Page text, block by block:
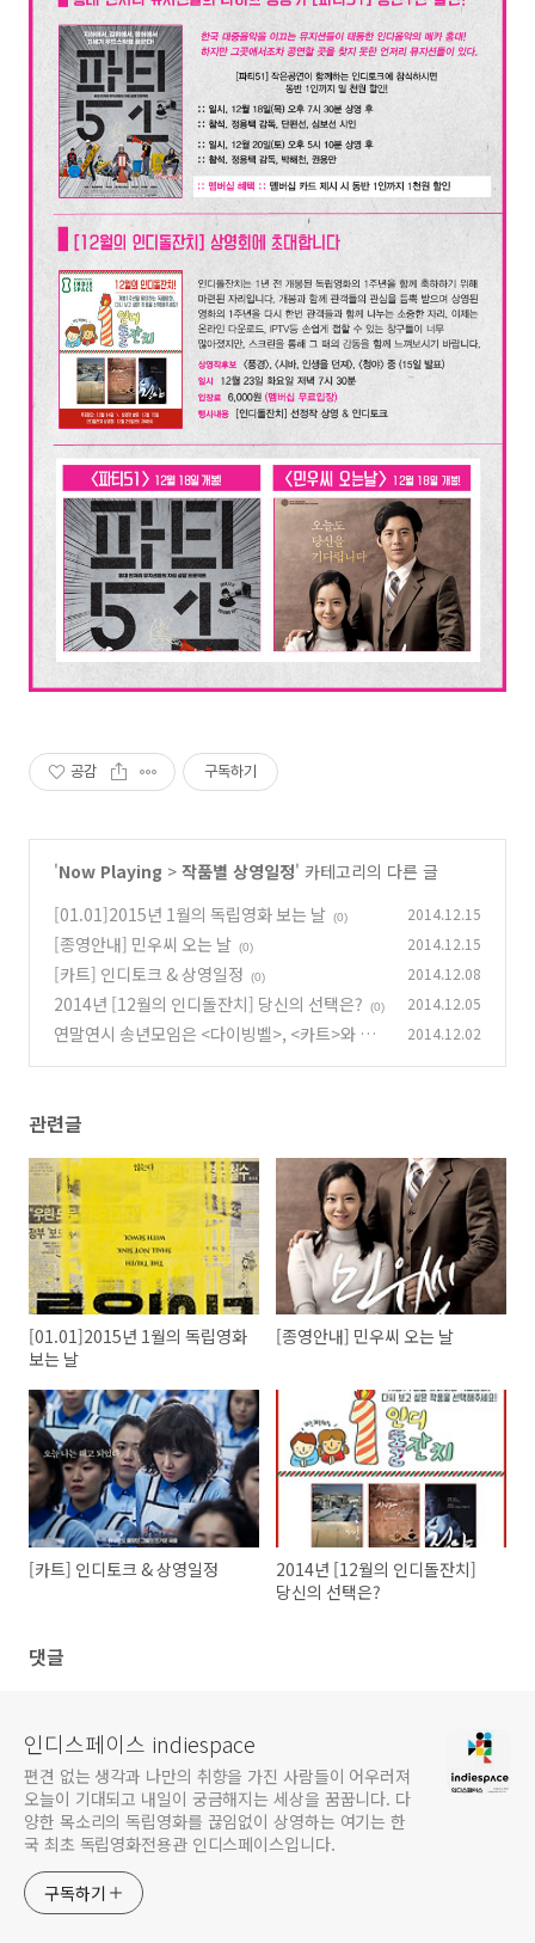
공감 구독하기
'Now Playing > 작품별 상영일정' 카테고리의 다른 글
[01.01]2015년 1월의 독립영화 보는 날 (0) 2014.12.15
[종영안내] 민우씨 오는 날 (0) 2014.12.15
[카트] 인디토크 & 상영일정 (0) 2014.12.08
2014년 [12월의 인디돌잔치] 당신의 선택은? (0) 2014.12.05
연말연시 송년모임은 <다이빙벨>, <카트>와 함
2014.12.02
관련글
[01.01]2015년 1월의 독립영화
보는 날
[종영안내] 민우씨 오는 날
[카트] 인디토크 & 상영일정
2014년 [12월의 인디돌잔치]
당신의 선택은?
댓글
인디스페이스 indiespace
편견 없는 생각과 나만의 취향을 가진 사람들이 어우러져
오늘이 기대되고 내일이 궁금해지는 세상을 꿈꿉니다. 다
양한 목소리의 독립영화를 끊임없이 상영하는 여기는 한
국 최초 독립영화전용관 인디스페이스입니다.
구독하기